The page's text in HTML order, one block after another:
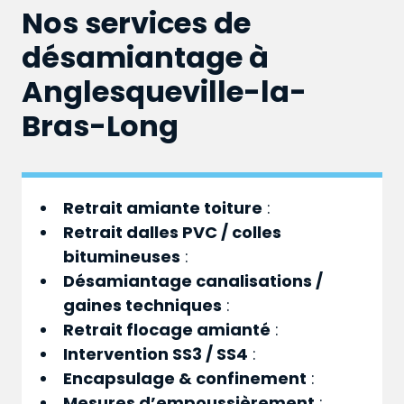
Nos services de
désamiantage à
Anglesqueville-la-
Bras-Long
Retrait amiante toiture :
Retrait dalles PVC / colles
bitumineuses :
Désamiantage canalisations /
gaines techniques :
Retrait flocage amianté :
Intervention SS3 / SS4 :
Encapsulage & confinement :